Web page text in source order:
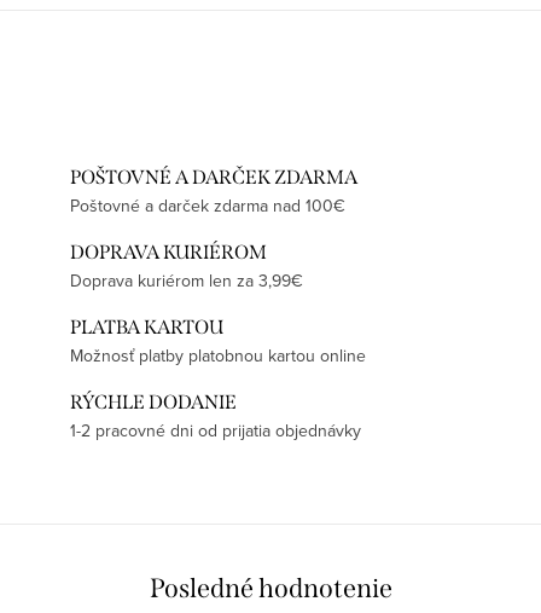
POŠTOVNÉ A DARČEK ZDARMA
Poštovné a darček zdarma nad 100€
DOPRAVA KURIÉROM
Doprava kuriérom len za 3,99€
PLATBA KARTOU
Možnosť platby platobnou kartou online
RÝCHLE DODANIE
1-2 pracovné dni od prijatia objednávky
Posledné hodnotenie